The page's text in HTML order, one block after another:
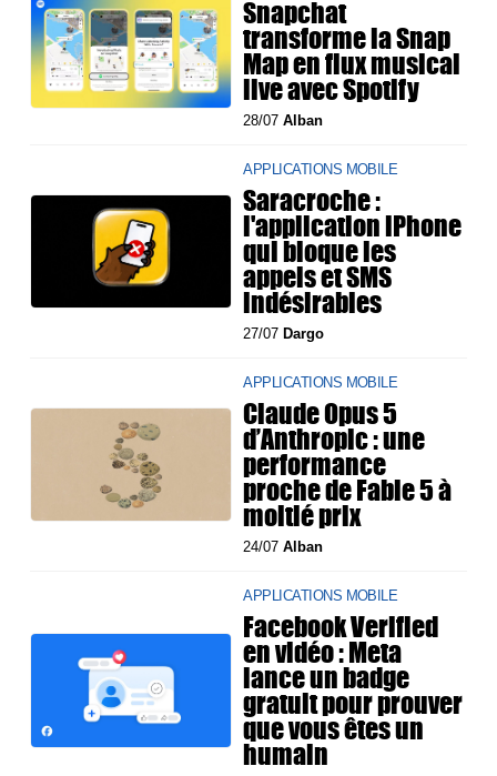
Snapchat
transforme la Snap
Map en flux musical
live avec Spotify
28/07Alban
APPLICATIONS MOBILE
Saracroche :
l'application iPhone
qui bloque les
appels et SMS
indésirables
27/07 Dargo
APPLICATIONS MOBILE
Claude Opus 5
d’Anthropic : une
performance
proche de Fable 5 à
moitié prix
24/07Alban
APPLICATIONS MOBILE
Facebook Verified
en vidéo : Meta
lance un badge
gratuit pour prouver
que vous êtes un
humain